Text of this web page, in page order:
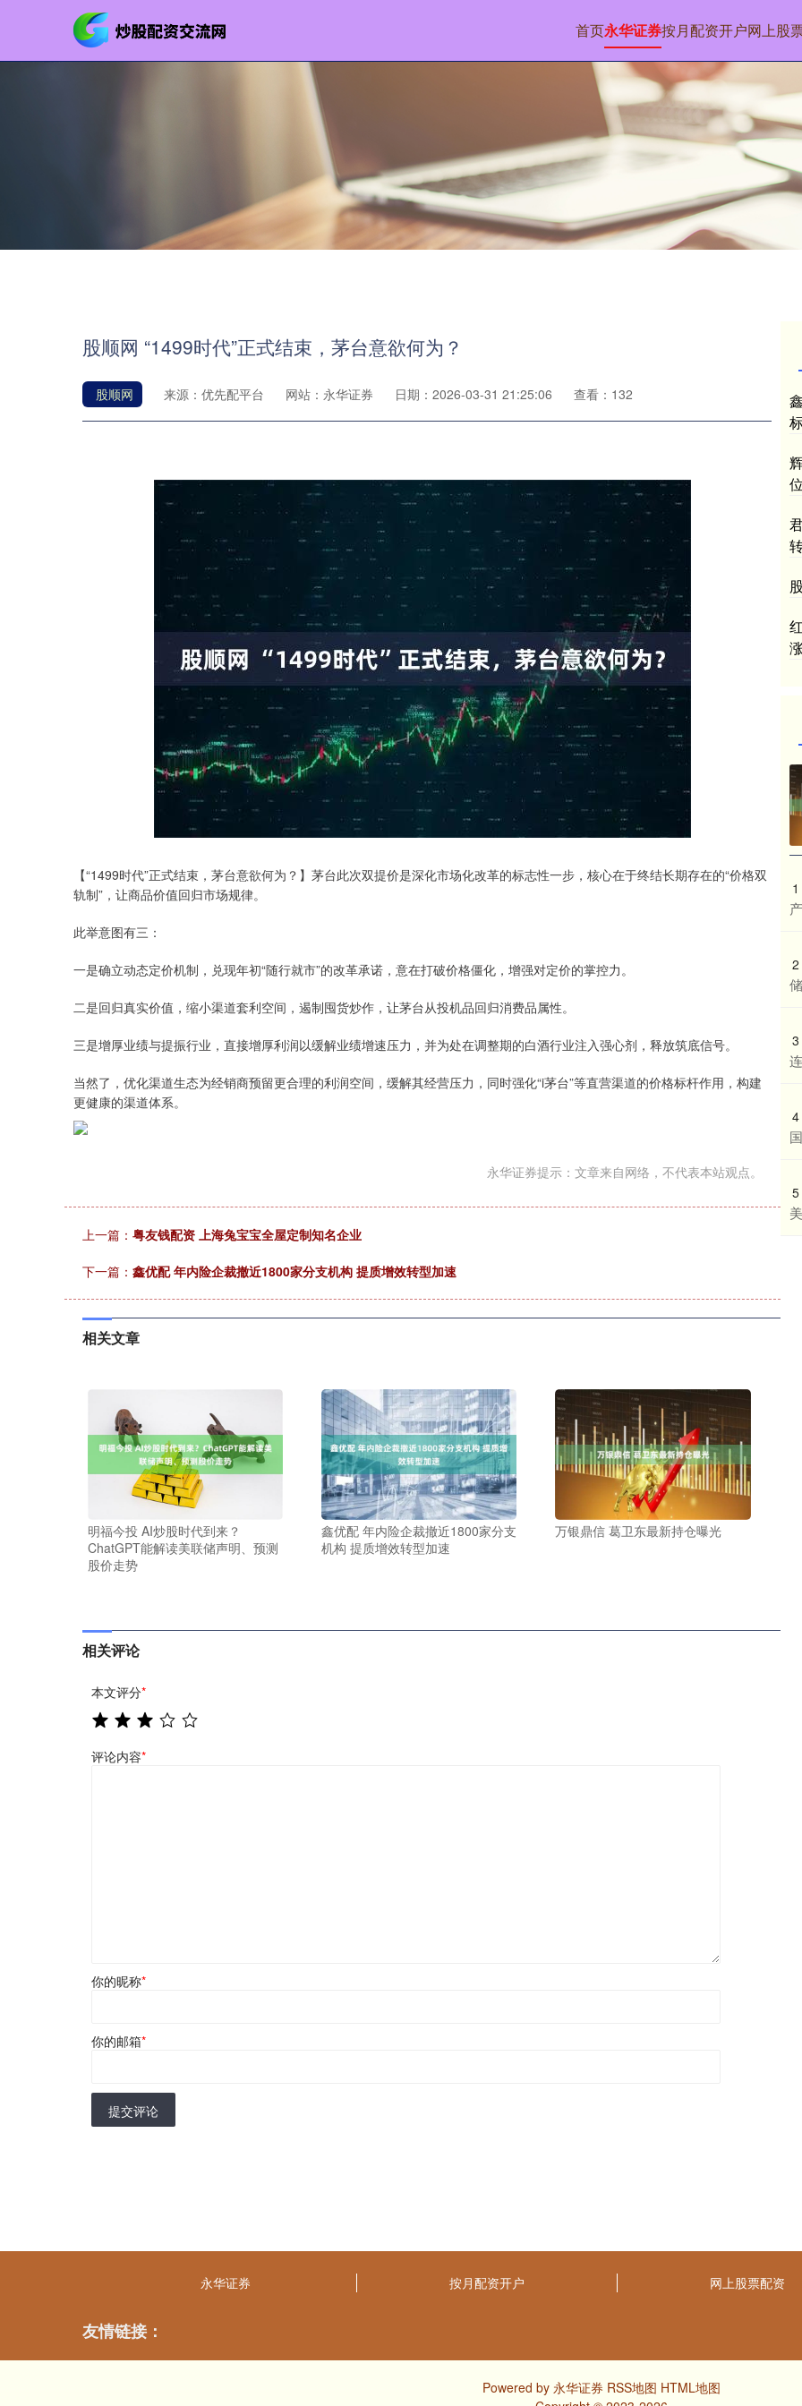
首页永华证券按月配资开户网上股
股顺网 “1499时代”正式结束，茅台意欲何为？
股顺网 来源：优先配平台 网站：永华证券 日期：2026-03-31 21:25:06 查看：132
【“1499时代”正式结束，茅台意欲何为？】茅台此次双提价是深化市场化改革的标志性一步，核心在于终结长期存在的“价格双
轨制”，让商品价值回归市场规律。
此举意图有三：
一是确立动态定价机制，兑现年初“随行就市”的改革承诺，意在打破价格僵化，增强对定价的掌控力。
二是回归真实价值，缩小渠道套利空间，遏制囤货炒作，让茅台从投机品回归消费品属性。
三是增厚业绩与提振行业，直接增厚利润以缓解业绩增速压力，并为处在调整期的白酒行业注入强心剂，释放筑底信号。
当然了，优化渠道生态为经销商预留更合理的利润空间，缓解其经营压力，同时强化“i茅台”等直营渠道的价格标杆作用，构建
更健康的渠道体系。
永华证券提示：文章来自网络，不代表本站观点。
上一篇： 粤友钱配资 上海兔宝宝全屋定制知名企业
下一篇： 鑫优配 年内险企裁撤近1800家分支机构 提质增效转型加速
相关文章
明福今投 AI炒股时代到来？
ChatGPT能解读美联储声明、预测
股价走势
鑫优配 年内险企裁撤近1800家分支
机构 提质增效转型加速
万银鼎信 葛卫东最新持仓曝光
相关评论
本文评分*
评论内容*
你的昵称*
你的邮箱*
提交评论
1
2
3
4
5
永华证券 按月配资开户 网上股票配资
友情链接：
Powered by 永华证券 RSS地图 HTML地图